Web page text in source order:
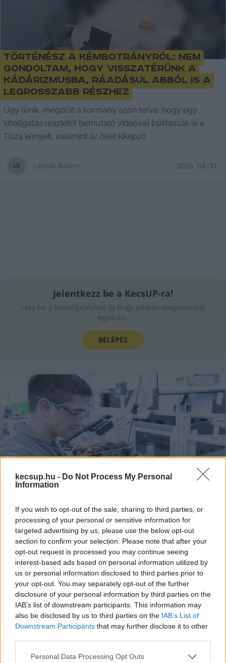
kecsup.hu - Do Not Process My Personal
Information
If you wish to opt-out of the sale, sharing to third parties, or
processing of your personal or sensitive information for
targeted advertising by us, please use the below opt-out
section to confirm your selection. Please note that after your
opt-out request is processed you may continue seeing
interest-based ads based on personal information utilized by
us or personal information disclosed to third parties prior to
your opt-out. You may separately opt-out of the further
disclosure of your personal information by third parties on the
IAB’s list of downstream participants. This information may
also be disclosed by us to third parties on the IAB’s List of
Downstream Participants that may further disclose it to other
Please note that this website/app uses one or more Google
Personal Data Processing Opt Outs
Történész a kémbotrányról: nem
gondoltam, hogy visszatérünk a
kádárizmusba, ráadásul abból is a
legrosszabb részhez
Úgy tűnik, megdőlt a kormány azon terve, hogy egy
kihallgatás részletét bemutató videóval buktassák le a
Tisza kémjeit, valamint az őket kiképző
LB Latyák Balázs 2026. 03. 31.
Jelentkezz be a KecsUP-ra!
Lépj be a beszélgetéshez és hogy jobban megismerjük
egymást.
BELÉPÉS
Gödi rákgyár-botrány: az
ellenőrzések előtt elszállították a
veszélyes anyagokat
Magyar Péter, a Tisza Párt elnöke bemutatta a gödi
akkumulátorgyár botrányában érintett egyik munkavállaló
személyes történetét. Eszerint a veszélyes
LB Latyák Balázs 2026. 02. 26.